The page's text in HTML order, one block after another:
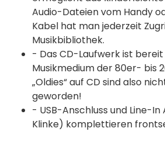
Audio-Dateien vom Handy
Kabel hat man jederzeit
Musikbibliothek.
- Das CD-Laufwerk ist
Musikmedium der 80er- bis
„Oldies“ auf CD sind also
geworden!
- USB-Anschluss und Line-
Klinke) komplettieren